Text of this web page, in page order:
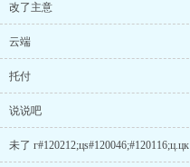
改了主意
云端
托付
说说吧
未了 г#120212;цs#120046;#120116;ц.цк